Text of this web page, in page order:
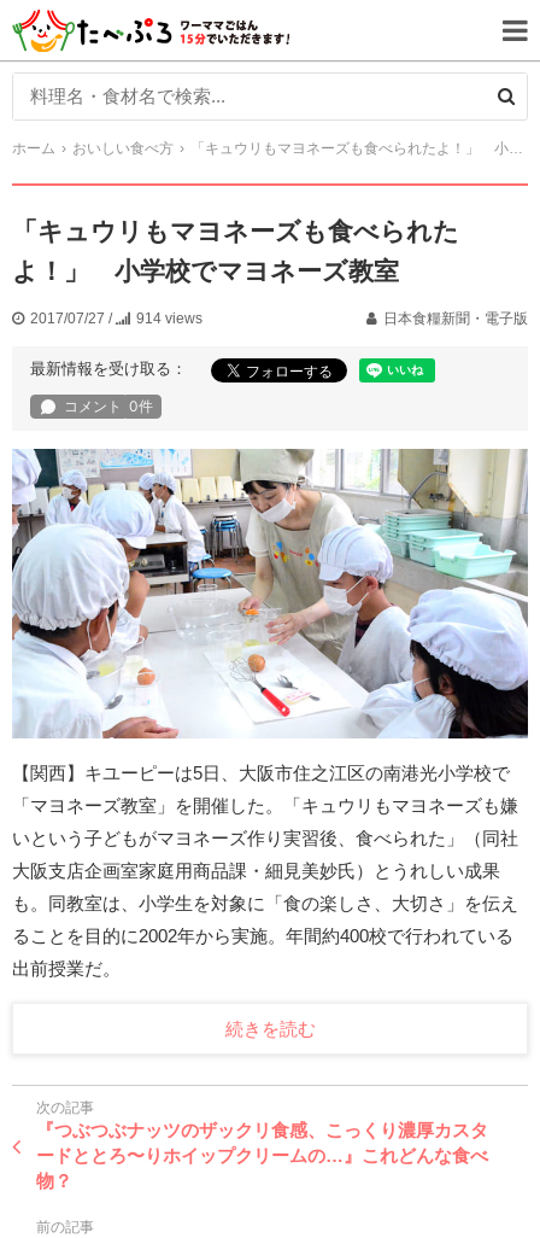
ホーム おいしい食べ方 「キュウリもマヨネーズも食べられたよ！」 小学校でマヨネーズ教室
「キュウリもマヨネーズも食べられた
よ！」 小学校でマヨネーズ教室
2017/07/27 / 914 views 日本食糧新聞・電子版
最新情報を受け取る：
【関西】キユーピーは5日、大阪市住之江区の南港光小学校で
「マヨネーズ教室」を開催した。「キュウリもマヨネーズも嫌
いという子どもがマヨネーズ作り実習後、食べられた」（同社
大阪支店企画室家庭用商品課・細見美妙氏）とうれしい成果
も。同教室は、小学生を対象に「食の楽しさ、大切さ」を伝え
ることを目的に2002年から実施。年間約400校で行われている
出前授業だ。
続きを読む
次の記事
『つぶつぶナッツのザックリ食感、こっくり濃厚カスタ
ードととろ〜りホイップクリームの…』これどんな食べ
物？
前の記事